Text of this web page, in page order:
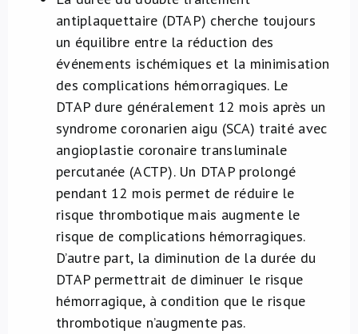
antiplaquettaire (DTAP) cherche toujours
un équilibre entre la réduction des
événements ischémiques et la minimisation
des complications hémorragiques. Le
DTAP dure généralement 12 mois après un
syndrome coronarien aigu (SCA) traité avec
angioplastie coronaire transluminale
percutanée (ACTP). Un DTAP prolongé
pendant 12 mois permet de réduire le
risque thrombotique mais augmente le
risque de complications hémorragiques.
D’autre part, la diminution de la durée du
DTAP permettrait de diminuer le risque
hémorragique, à condition que le risque
thrombotique n’augmente pas.